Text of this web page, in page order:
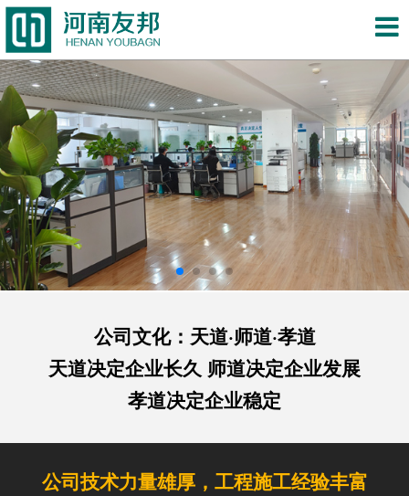
公司文化：天道·师道·孝道
天道决定企业长久 师道决定企业发展
孝道决定企业稳定
公司技术力量雄厚，工程施工经验丰富